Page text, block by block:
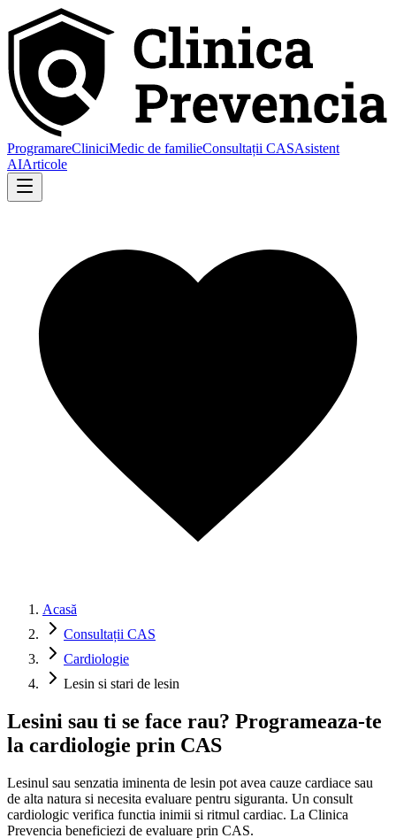
ProgramareCliniciMedic de familieConsultații CASAsistent
AIArticole
Acasă
Consultații CAS
Cardiologie
Lesin si stari de lesin
Lesini sau ti se face rau? Programeaza-te
la cardiologie prin CAS
Lesinul sau senzatia iminenta de lesin pot avea cauze cardiace sau
de alta natura si necesita evaluare pentru siguranta. Un consult
cardiologic verifica functia inimii si ritmul cardiac. La Clinica
Prevencia beneficiezi de evaluare prin CAS.